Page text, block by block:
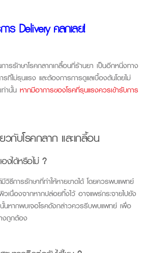
าร Delivery คลิกเลย!
ารรักษาโรคกลากเกลื้อนที่ร้านยา เป็นอีกหนึ่งทาง
ที่ไม่รุนแรง และต้องการการดูแลเบื้องต้นโดยไม่
ท่านั้น หากมีอาการของโรคที่รุนแรงควรเข้ารับการ
วกับโรคกลาก และเกลื้อน
งได้หรือไม่ ?
วิธีการรักษาที่ทำให้หายขาดได้ โดยควรพบแพทย์
เนื่องจากหากปล่อยทิ้งไว้ อาจแพร่กระจายไปยัง
นหากพบเจอโรคดังกล่าวควรรีบพบแพทย์ เพื่อ
งถูกต้อง